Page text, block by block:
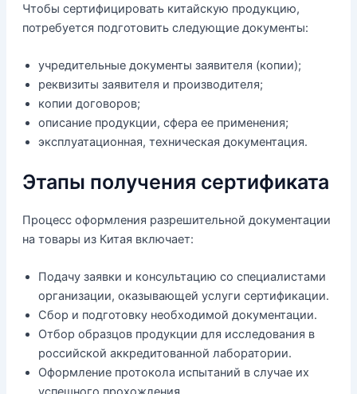
Чтобы сертифицировать китайскую продукцию,
потребуется подготовить следующие документы:
учредительные документы заявителя (копии);
реквизиты заявителя и производителя;
копии договоров;
описание продукции, сфера ее применения;
эксплуатационная, техническая документация.
Этапы получения сертификата
Процесс оформления разрешительной документации
на товары из Китая включает:
Подачу заявки и консультацию со специалистами
организации, оказывающей услуги сертификации.
Сбор и подготовку необходимой документации.
Отбор образцов продукции для исследования в
российской аккредитованной лаборатории.
Оформление протокола испытаний в случае их